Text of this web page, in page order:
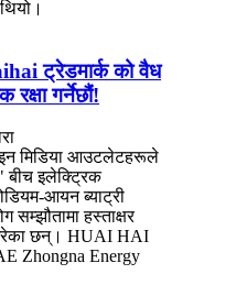
ट्रेडमार्क को वैध
रक्षा गर्नेछौं!
मिडिया आउटलेटहरूले
बीच इलेक्ट्रिक
आयन ब्याट्री
सम्झौतामा हस्ताक्षर
छन्। HUAI HAI
Zhongna Energy